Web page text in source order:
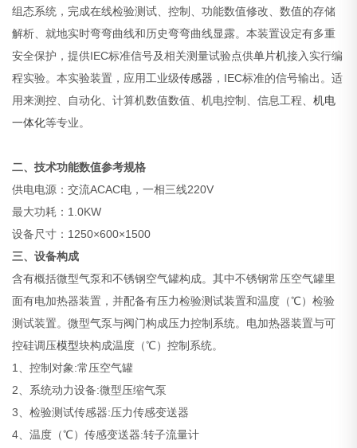
组态系统，完成在线检验测试、控制、功能数值修改、数值的存储
解析、就地实时弯弯曲线和历史弯弯曲线显露。本装置设定有多重
安全保护，提供IEC标准信号及相关测量试验点供单片机接入实行编
程实验。本实验装置，应用工业级传感器 ，IEC标准的信号输出。适
用来测控、自动化、计算机数值数值、机电控制、信息工程、机电
一体化等专业。
二、技术功能数值参考规格
供电电源：交流ACAC电，一相三线220V
最大功耗：1.0KW
设备尺寸：1250×600×1500
三、设备构成
含有概括微型气泵和不锈钢空气罐构成。其中不锈钢常压空气罐里
面有电加热器装置，并配备有压力检验测试装置和温度（℃）检验
测试装置。微型气泵与阀门构成压力控制系统。电加热器装置与可
控硅调压模型块构成温度（℃）控制系统。
1、控制对象:常压空气罐
2、系统动力设备:微型压缩气泵
3、检验测试传感器:压力传感变送器
4、温度（℃）传感变送器:转子流量计